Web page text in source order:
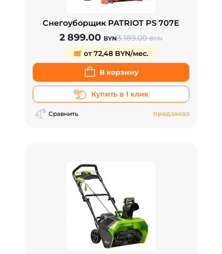
Снегоуборщик PATRIOT PS 707Е
2 899.00 BYN3 189.00BYN
от 72,48 BYN/мес.
В корзину
Купить в 1 клик
Сравнить предзаказ